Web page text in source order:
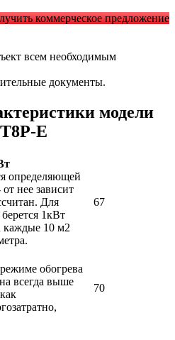
коммерческое предложение
всем необходимым
документы.
модели
E
определяющей
нее зависит
Для
1кВт
10 м2
67
обогрева
всегда выше
70